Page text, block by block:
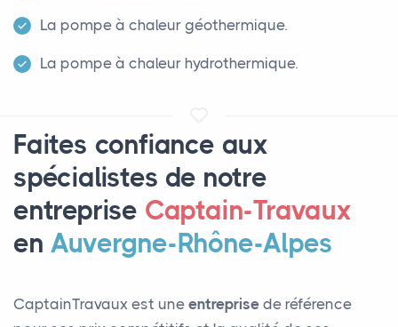
La pompe à chaleur géothermique.
La pompe à chaleur hydrothermique.
Faites confiance aux
spécialistes de notre
entreprise Captain-Travaux
enAuvergne-Rhône-Alpes
CaptainTravaux est une entreprise de référence